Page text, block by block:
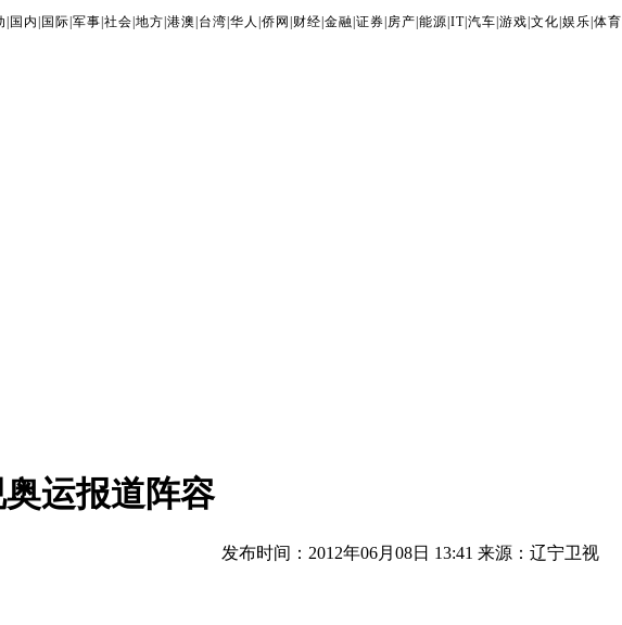
国内 国际 军事 社会 地方 港澳 台湾 华人 侨网 财经 金融 证券 房产 能源 IT| 汽车 游戏 文化 娱乐 体育
运报道阵容
发布时间：2012年06月08日 13:41 来源：辽宁卫视